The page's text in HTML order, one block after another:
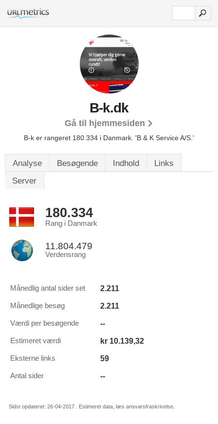
B-k.dk
Gå til hjemmesiden
B-k er rangeret 180.334 i Danmark. 'B & K Service A/S.'
Analyse Besøgende Indhold
Links
Server
180.334
Rang i Danmark
11.804.479
Verdensrang
Månedlig antal sider set 2.211
Månedlige besøg 2.211
Værdi per besøgende --
Estimeret værdi kr 10.139,32
Eksterne links 59
Antal sider --
Sidst opdateret: 26-04-2017 . Estimeret data, læs ansvarsfraskrivelse.